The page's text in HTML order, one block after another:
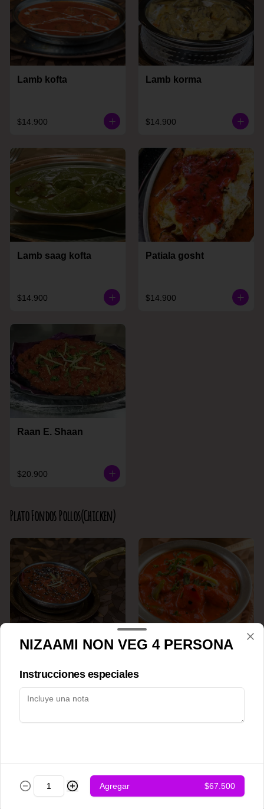
Lamb kofta
$14.900
Lamb korma
$14.900
Lamb saag kofta
$14.900
Patiala gosht
$14.900
Raan E. Shaan
$20.900
Plato Fondos Pollos(Chicken)
Achari chicken
$12.500
Adraki chicken
$12.500
NIZAAMI NON VEG 4 PERSONA
Instrucciones especiales
Agregar $67.500